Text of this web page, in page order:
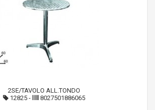
2SE/TAVOLO ALL.TONDO
12825 - 8027501886065